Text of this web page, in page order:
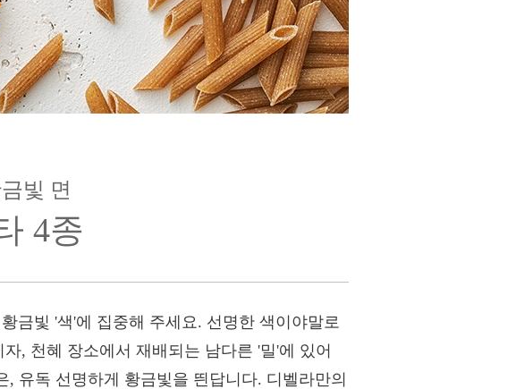
빛 면
4종
금빛 '색'에 집중해 주세요. 선명한 색이야말로
, 천혜 장소에서 재배되는 남다른 '밀'에 있어
유독 선명하게 황금빛을 띈답니다. 디벨라만의